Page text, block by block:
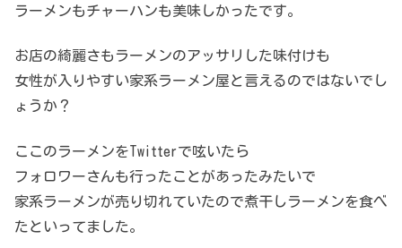
ラーメンもチャーハンも美味しかったです。
お店の綺麗さもラーメンのアッサリした味付けも
女性が入りやすい家系ラーメン屋と言えるのではないでし
ょうか？
ここのラーメンをTwitterで呟いたら
フォロワーさんも行ったことがあったみたいで
家系ラーメンが売り切れていたので煮干しラーメンを食べ
たといってました。